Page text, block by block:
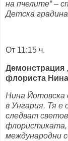
на пчелите“ –
Детска
От 11:15 ч.
Демонстрация
флориста
Нина Йотовска
в Унгария. Тя
следват
флористиката,
международни